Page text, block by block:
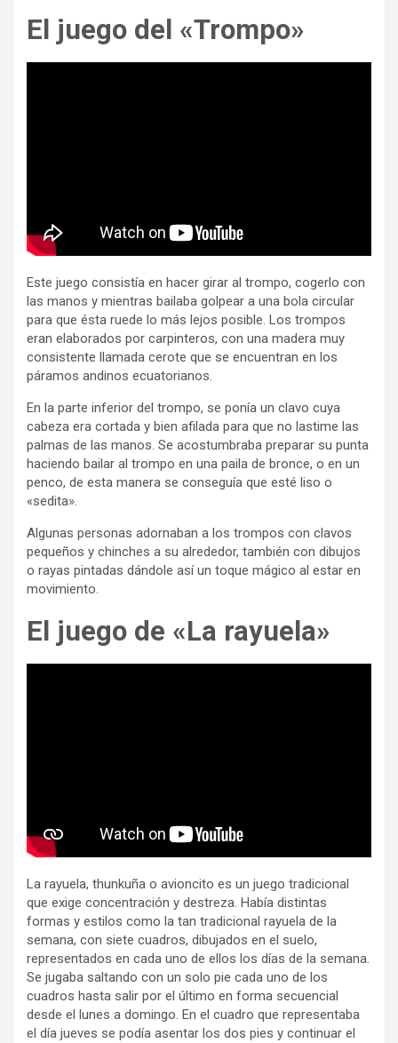
El juego del «Trompo»
Este juego consistía en hacer girar al trompo, cogerlo con
las manos y mientras bailaba golpear a una bola circular
para que ésta ruede lo más lejos posible. Los trompos
eran elaborados por carpinteros, con una madera muy
consistente llamada cerote que se encuentran en los
páramos andinos ecuatorianos.
En la parte inferior del trompo, se ponía un clavo cuya
cabeza era cortada y bien afilada para que no lastime las
palmas de las manos. Se acostumbraba preparar su punta
haciendo bailar al trompo en una paila de bronce, o en un
penco, de esta manera se conseguía que esté liso o
«sedita».
Algunas personas adornaban a los trompos con clavos
pequeños y chinches a su alrededor, también con dibujos
o rayas pintadas dándole así un toque mágico al estar en
movimiento.
El juego de «La rayuela»
La rayuela, thunkuña o avioncito es un juego tradicional
que exige concentración y destreza. Había distintas
formas y estilos como la tan tradicional rayuela de la
semana, con siete cuadros, dibujados en el suelo,
representados en cada uno de ellos los días de la semana.
Se jugaba saltando con un solo pie cada uno de los
cuadros hasta salir por el último en forma secuencial
desde el lunes a domingo. En el cuadro que representaba
el día jueves se podía asentar los dos pies y continuar el